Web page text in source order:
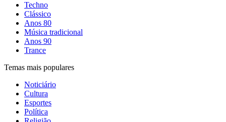
Techno
Clássico
Anos 80
Música tradicional
Anos 90
Trance
Temas mais populares
Noticiário
Cultura
Esportes
Política